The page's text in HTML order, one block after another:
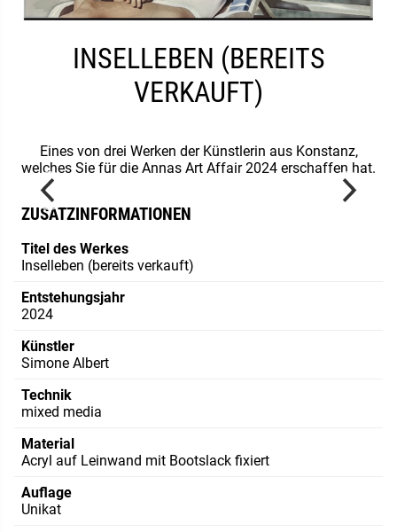
INSELLEBEN (BEREITS
VERKAUFT)
Eines von drei Werken der Künstlerin aus Konstanz,
welches Sie für die Annas Art Affair 2024 erschaffen hat.
ZUSATZINFORMATIONEN
Titel des Werkes
Inselleben (bereits verkauft)
Entstehungsjahr
2024
Künstler
Simone Albert
Technik
mixed media
Material
Acryl auf Leinwand mit Bootslack fixiert
Auflage
Unikat